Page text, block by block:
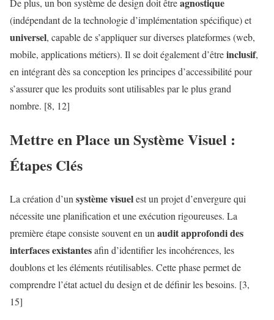
De plus, un bon système de design doit être
(indépendant de la technologie d’implémentation spécifique) et
universel, capable de s’appliquer sur diverses plateformes (web,
mobile, applications métiers). Il se doit également d’êtreinclusif,
en intégrant dès sa conception les principes d’accessibilité pour
s’assurer que les produits sont utilisables par le plus grand
nombre. [8, 12]
Mettre en Place unSystème Visuel :
Étapes Clés
La création d’un système visuelest un projet d’envergure qui
nécessite une planification et une exécution rigoureuses. La
première étape consiste souvent en un audit approfondi des
interfaces existantesafin d’identifier les incohérences, les
doublons et les éléments réutilisables. Cette phase permet de
comprendre l’état actuel du design et de définir les besoins. [3,
15]